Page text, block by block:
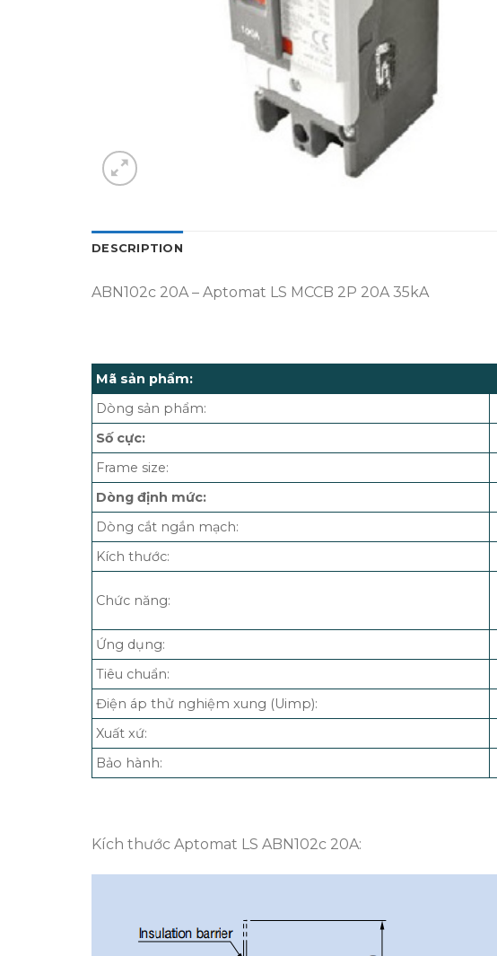
DESCRIPTION
ABN102c 20A – Aptomat LS MCCB 2P 20A 35kA
Mã sản phẩm:
Dòng sản phẩm:
Số cực:
Frame size:
Dòng định mức:
Dòng cắt ngắn mạch:
Kích thước:
Chức năng:
Ứng dụng:
Tiêu chuẩn:
Điện áp thử nghiệm xung (Uimp):
Xuất xứ:
Bảo hành:
Kích thước Aptomat LS ABN102c 20A: